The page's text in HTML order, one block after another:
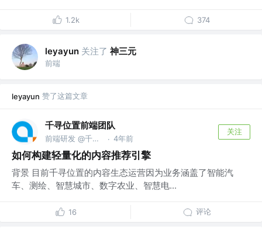
1.2k 374
leyayun 关注了 神三元
前端
leyayun 赞了这篇文章
千寻位置前端团队
前端研发 @千寻位置 · 4年前
关注
如何构建轻量化的内容推荐引擎
背景 目前千寻位置的内容生态运营因为业务涵盖了智能汽
车、测绘、智慧城市、数字农业、智慧电...
16 评论